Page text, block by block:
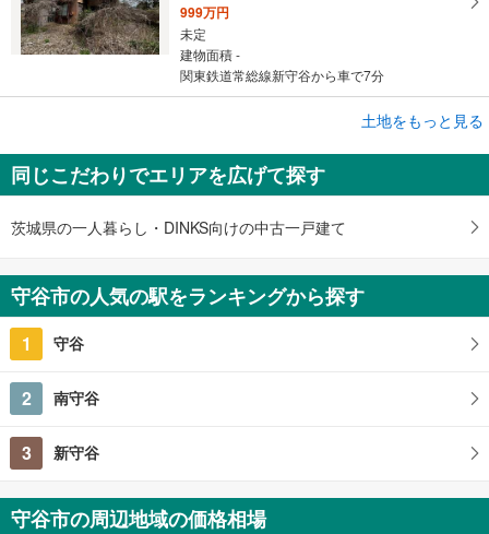
999万円
未定
建物面積 -
関東鉄道常総線新守谷から車で7分
守谷市本町
3,450万円
未定
建物面積 -
つくばエクスプレス 「守谷」駅 徒歩8分
土地をもっと見る
同じこだわりでエリアを広げて探す
茨城県の一人暮らし・DINKS向けの中古一戸建て
守谷市の人気の駅をランキングから探す
1 守谷
2 南守谷
3 新守谷
守谷市の周辺地域の価格相場